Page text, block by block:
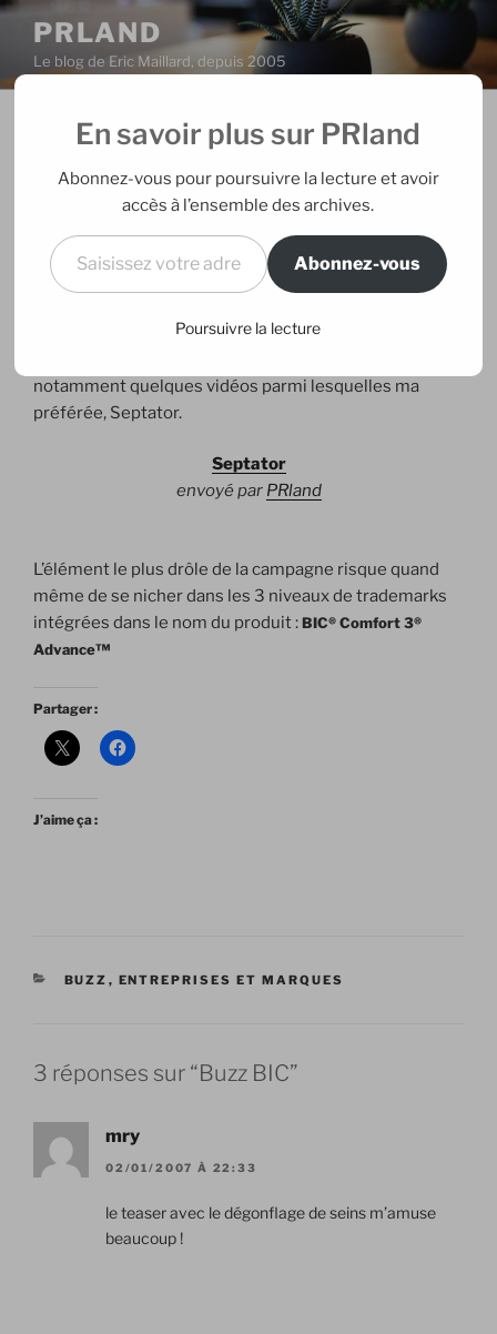
Aller
contenu
principal
PRLAND
Le blog de Eric Maillard, depuis 2005
PUBLIÉ
02/01/2007PARERIC
Buzz BIC
de l’année dernière avec sa campagne
www.3fineslames.comqui marquera le lancement de la
notamment quelques vidéos parmi lesquelles ma
préférée, Septator.
Septator
envoyé par PRland
L’élément le plus drôle de la campagne risque quand
même de se nicher dans les 3 niveaux de trademarks
intégrées dans le nom du produit :BIC® Comfort 3®
Advance™
Partager :
J’aime ça :
CATÉGORIES
BUZZ , ENTREPRISES ET MARQUES
3 réponses sur “Buzz BIC”
mry
02/01/2007 À 22:33
le teaser avec le dégonflage de seins m’amuse
beaucoup !
En savoir plus sur PRland
Abonnez-vous pour poursuivre la lecture et avoir
accès à l’ensemble des archives.
Saisissez votre adresse e-mail…
Abonnez-vous
Poursuivre la lecture